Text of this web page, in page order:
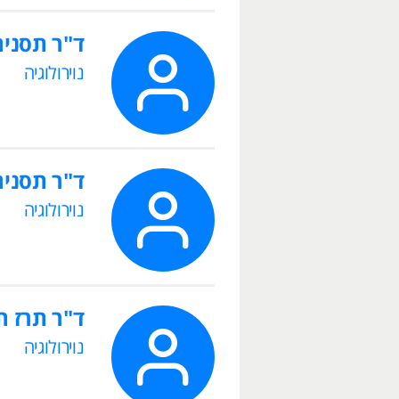
ד"ר
נוירולוגיה
ד"ר
נוירולוגיה
ד"ר תרז
נוירולוגיה